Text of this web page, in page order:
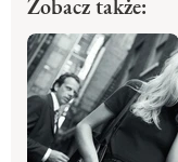
Zobacz także: